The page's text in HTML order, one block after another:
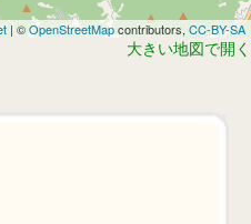
| ©OpenStreetMapcontributors, CC-BY-SA
大きい地図で開く